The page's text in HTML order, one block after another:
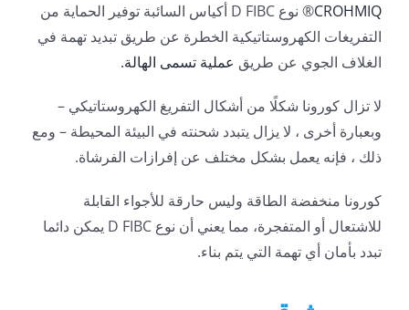
CROHMIQ
® نوع D FIBC أكياس السائبة توفير الحماية من
التفريغات الكهروستاتيكية الخطرة عن طريق تبديد تهمة في
الغلاف الجوي عن طريق عملية تسمى الهالة.
لا تزال كورونا شكلًا من أشكال التفريغ الكهروستاتيكي –
وبعبارة أخرى ، لا يزال يتبدد شحنته في البيئة المحيطة – ومع
ذلك ، فإنه يعمل بشكل مختلف عن إفرازات الفرشاة.
كورونا منخفضة الطاقة وليس حارقة للأجواء القابلة
للاشتعال أو المتفجرة، مما يعني أن نوع D FIBC يمكن دائما
تبدد بأمان أي تهمة التي يتم بناء.